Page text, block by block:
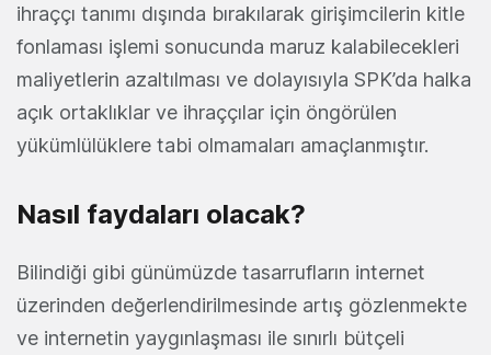
ihraççı tanımı dışında bırakılarak girişimcilerin kitle
fonlaması işlemi sonucunda maruz kalabilecekleri
maliyetlerin azaltılması ve dolayısıyla SPK’da halka
açık ortaklıklar ve ihraççılar için öngörülen
yükümlülüklere tabi olmamaları amaçlanmıştır.
Nasıl faydaları olacak?
Bilindiği gibi günümüzde tasarrufların internet
üzerinden değerlendirilmesinde artış gözlenmekte
ve internetin yaygınlaşması ile sınırlı bütçeli